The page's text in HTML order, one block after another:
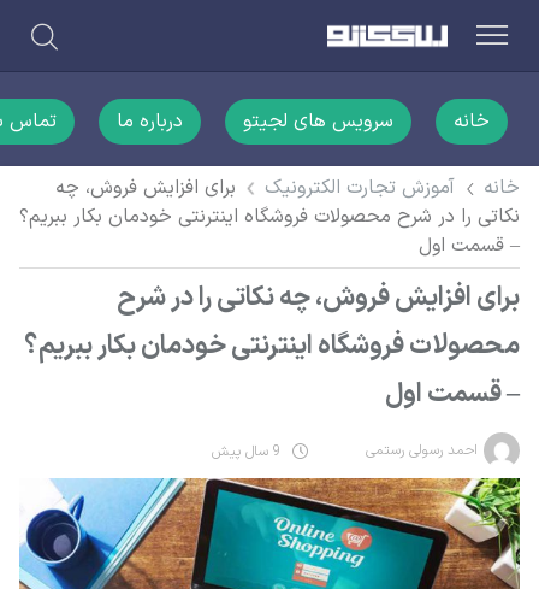
خانه سرویس های لجیتو درباره ما تماس
خانه آموزش تجارت الکترونیک
برای افزایش فروش، چه
نکاتی را در شرح محصولات فروشگاه اینترنتی خودمان بکار ببریم؟
– قسمت اول
برای افزایش فروش، چه نکاتی را در شرح
محصولات فروشگاه اینترنتی خودمان بکار ببریم؟
– قسمت اول
احمد رسولی رستمی